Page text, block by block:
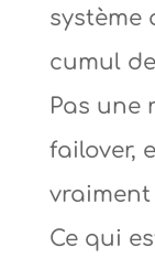
système
cumul
Pas une
failover,
Ce qui